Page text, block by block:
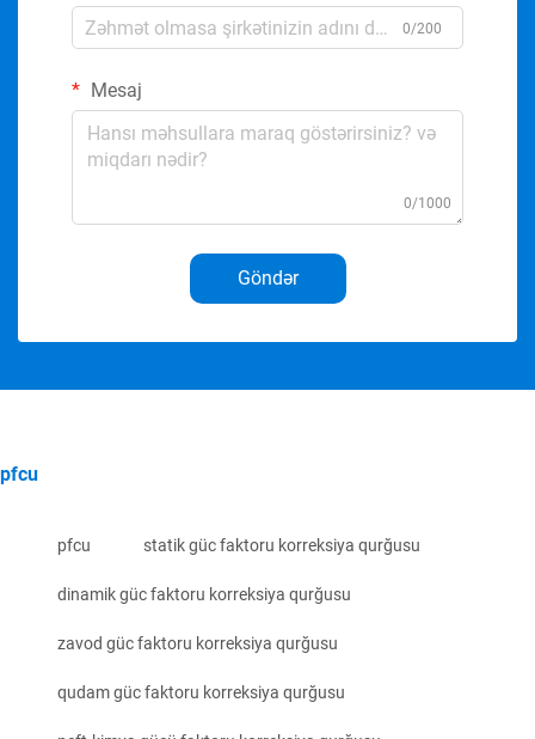
0/200
Mesaj
0/1000
Göndər
pfcu
pfcu statik güc faktoru korreksiya qurğusu
dinamik güc faktoru korreksiya qurğusu
zavod güc faktoru korreksiya qurğusu
qudam güc faktoru korreksiya qurğusu